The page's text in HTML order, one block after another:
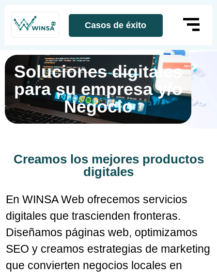
Casos de éxito
Soluciones digitales
para su empresa y/o
Negocio
Creamos los mejores productos
digitales
En WINSA Web ofrecemos servicios
digitales que trascienden fronteras.
Diseñamos páginas web, optimizamos
SEO y creamos estrategias de marketing
que convierten negocios locales en